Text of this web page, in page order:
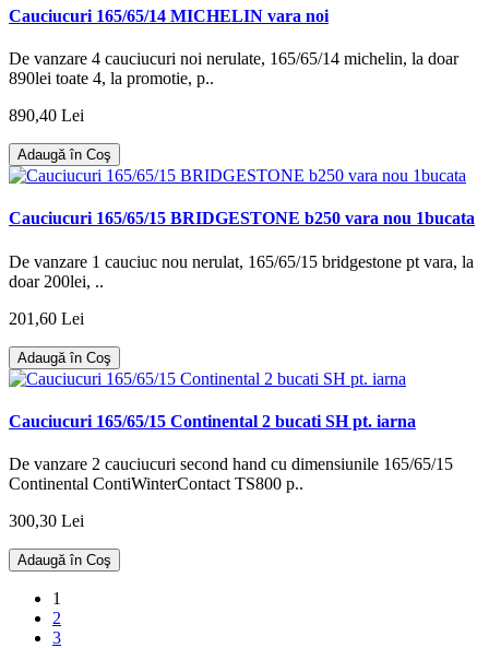
Cauciucuri 165/65/14 MICHELIN vara noi
De vanzare 4 cauciucuri noi nerulate, 165/65/14 michelin, la doar
890lei toate 4, la promotie, p..
890,40 Lei
Adaugă în Coş
Cauciucuri 165/65/15 BRIDGESTONE b250 vara nou 1bucata
De vanzare 1 cauciuc nou nerulat, 165/65/15 bridgestone pt vara, la
doar 200lei, ..
201,60 Lei
Adaugă în Coş
Cauciucuri 165/65/15 Continental 2 bucati SH pt. iarna
De vanzare 2 cauciucuri second hand cu dimensiunile 165/65/15
Continental ContiWinterContact TS800 p..
300,30 Lei
Adaugă în Coş
1
2
3